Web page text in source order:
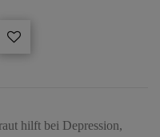
hilft bei Depression,